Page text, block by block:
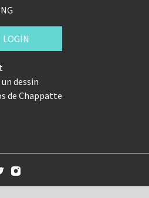
LOGIN
dessin
de Chappatte